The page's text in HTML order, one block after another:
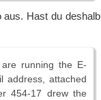
aus. Hast du deshalb
running the E-
address, attached
454-17 drew the